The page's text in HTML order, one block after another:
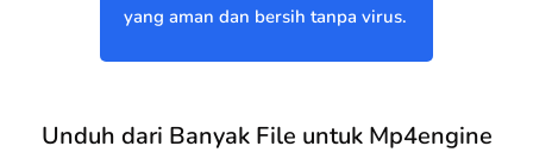
yang aman dan bersih tanpa virus.
Unduh dari Banyak File untuk Mp4engine